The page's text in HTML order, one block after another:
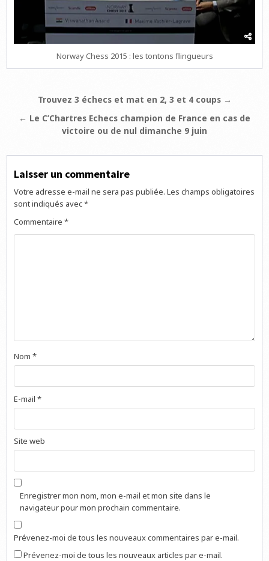
Norway Chess 2015 : les tontons flingueurs
Navigation
de
l’article
Trouvez 3 échecs et mat en 2, 3 et 4 coups →
← Le C’Chartres Echecs champion de France en cas de
victoire ou de nul dimanche 9 juin
Laisser un commentaire
Votre adresse e-mail ne sera pas publiée. Les champs obligatoires
sont indiqués avec*
Commentaire*
Nom*
E-mail*
Site web
Enregistrer mon nom, mon e-mail et mon site dans le
navigateur pour mon prochain commentaire.
Prévenez-moi de tous les nouveaux commentaires par e-mail.
Prévenez-moi de tous les nouveaux articles par e-mail.